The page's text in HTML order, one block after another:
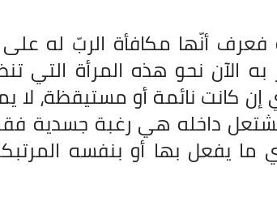
أنّها مكافأة الربّ له على
الآن نحو هذه المرأة التي
كانت نائمة أو مستيقظة، لا
تشتعل داخله هي رغبة جسدية
يفعل بها أو بنفسه